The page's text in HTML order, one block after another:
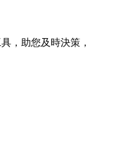
，助您及時決策，